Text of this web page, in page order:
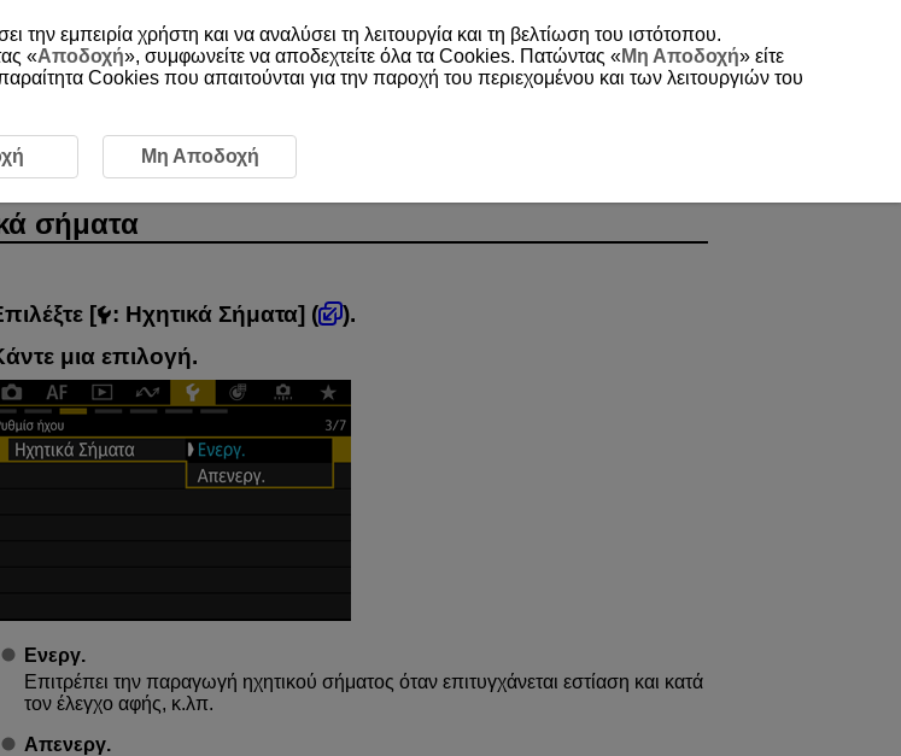
σήματα
[ : Ηχητικά Σήματα] (
).
μια επιλογή.
Ενεργ.
Επιτρέπει την παραγωγή ηχητικού σήματος όταν επιτυγχάνεται εστίαση και κατά
τον έλεγχο αφής, κ.λπ.
Απενεργ.
εμπειρία χρήστη και να αναλύσει τη λειτουργία και τη βελτίωση του ιστότοπου.
«Αποδοχή», συμφωνείτε να αποδεχτείτε όλα τα Cookies. Πατώντας «Μη Αποδοχή» είτε
Cookies που απαιτούνται για την παροχή του περιεχομένου και των λειτουργιών του
Μη Αποδοχή